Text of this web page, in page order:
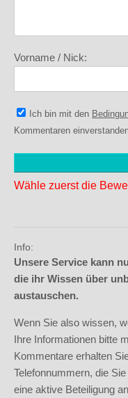
Vorname / Nick:
Ich bin mit den
Kommentaren
Wähle zuerst die
Info:
Unsere Service kann
die ihr Wissen über
austauschen.
Wenn Sie also wissen,
Ihre Informationen bitte
Kommentare erhalten
Telefonnummern, die
eine aktive Beteiligung